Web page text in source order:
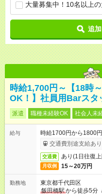
大量募集中！10名以上
追
時給1,700円～【18時
OK！】社員用Barスタ
派遣 職種未経験OK 社会人未
給与
時給1700円から1800円
交通費別途支給あり
交通費 あり(1日往復上
月収例 15～20万円
勤務地
東京都千代田区
飯田橋駅から徒歩5分